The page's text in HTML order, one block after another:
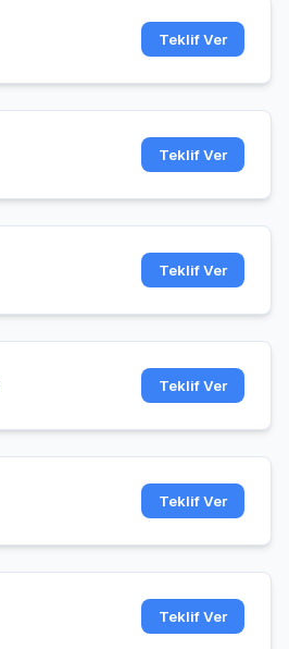
Teklif Ver
Teklif Ver
Teklif Ver
Teklif Ver
Teklif Ver
Teklif Ver